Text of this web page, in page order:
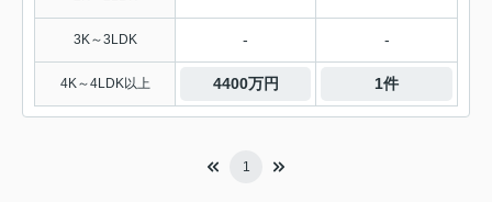
3K～3LDK - -
4K～4LDK以上 4400万円 1件
1